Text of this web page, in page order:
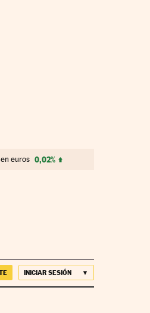
euros 0,02%
INICIAR SESIÓN